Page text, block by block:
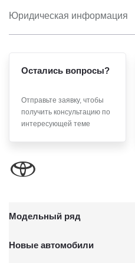
Юридическая информация
Остались вопросы?
Отправьте заявку, чтобы
получить консультацию по
интересующей теме
Модельный ряд
Новые автомобили